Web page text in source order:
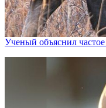
Ученый объяснил